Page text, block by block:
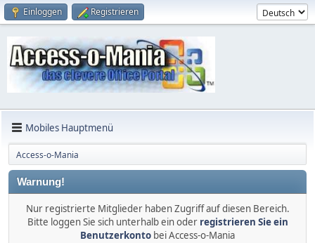
Einloggen Registrieren
Mobiles Hauptmenü
Access-o-Mania
Warnung!
Nur registrierte Mitglieder haben Zugriff auf diesen Bereich.
Bitte loggen Sie sich unterhalb ein oder registrieren Sie ein
Benutzerkonto bei Access-o-Mania